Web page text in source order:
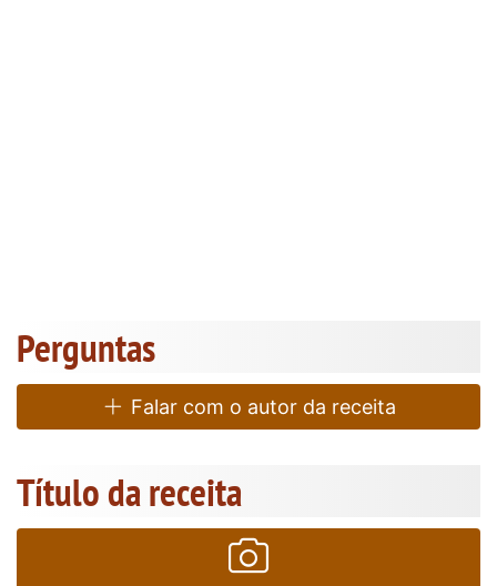
Perguntas
Falar com o autor da receita
Título da receita